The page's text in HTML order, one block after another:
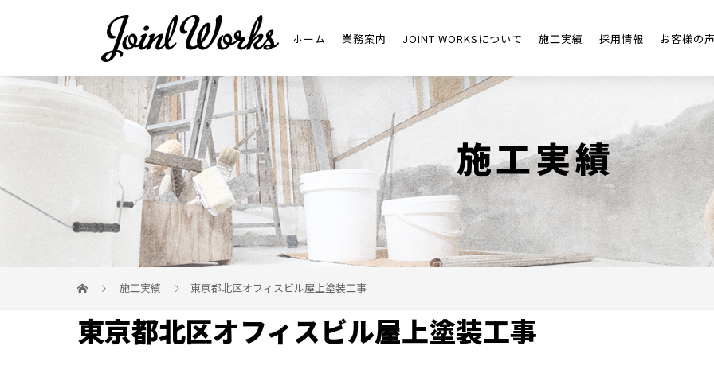
ホーム 業務案内 JOINT WORKSについて 施工実績 採用情報 お客様の
施工実績
施工実績 東京都北区オフィスビル屋上塗装工事
東京都北区オフィスビル屋上塗装工事